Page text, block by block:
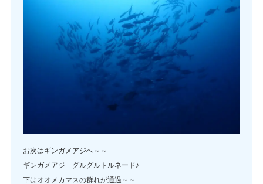
お次はギンガメアジへ～～
ギンガメアジ グルグルトルネード♪
下はオオメカマスの群れが通過～～